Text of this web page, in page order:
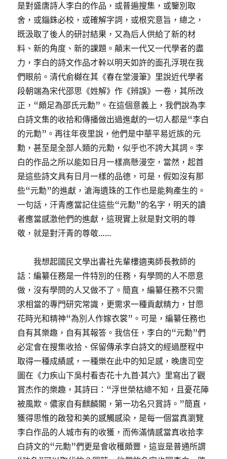
是對盛唐詩人李白的作品，或普遍搜集，或鑒別取
舍，或錙銖必校，或確解字詞，或根究意旨，總之，
既汲取了後人的研討結果，又為后人供給了新的材
料、新的角度、新的課題。顛末一代又一代學者的盡
力，李白的詩文作品才幹以明天如許的面孔浮現在我
們眼前。清代俞樾在其《春在堂漫筆》里說近代學者
段朝端為宋代邵思《姓解》作《辨誤》一卷，其所改
正，“頗足為邵氏元勳”。在這個意義上，我們說為李
白詩文集的收拾和傳播做出過進獻的一切人都是“李白
的元勳”。再往年夜里說，他們是中華平易近族的元
勳，甚至是全部人類的元勳，似乎也不誇大其詞。李
白的作品之所以能如日月一樣高懸漫空，當然，起首
是這些詩文具有日月一樣的品德，可是，假如沒有那
些“元勳”的進獻，滄海遺珠的工作也是能夠產生的。
一句話，汗青應當記住這些“元勳”的名字，明天的讀
者應當感激他們的進獻，這現實上就是對文明的尊
敬，就是對汗青的尊敬……
我想起國民文學出書社先輩樓適夷師長教師的
話：編纂任務是一件特別的任務，有學問的人不愿意
做，沒有學問的人又做不了。簡直，編纂任務不只需
求相當的專門研究常識，更需求一種貢獻精力，甘愿
花時光和精神“為別人作嫁衣裳”。可是，編纂任務也
自有其樂趣，自有其報答。我信任，李白的“元勳”們
必定會在搜集收拾、保留傳承李白詩文的經過歷程中
取得一種成績感，一種樂在此中的知足感，晚唐司空
圖在《力疾山下吳村看杏花十九首·其六》里寫出了觀
賞杰作的樂趣，其詩曰：“浮世榮枯總不知，且憂花陣
被風欺。儂家自有麒麟閣，第一功名只賞詩。”簡直，
獲得思惟的啟發和美的感觸感染，是每一個當真瀏覽
李白作品的人城市有的收獲，而佈滿情感當真收拾李
白詩文的“元勳”們更是會收穫頗豐，這豈是普通所謂